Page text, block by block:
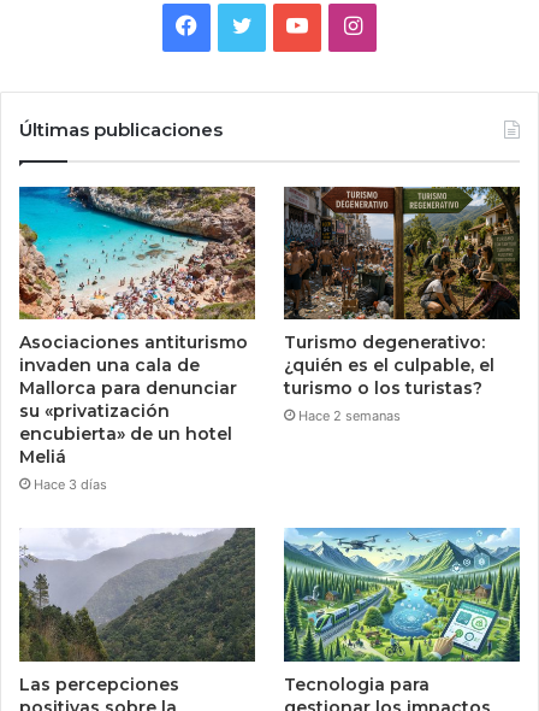
Facebook
TwitterYouTubeInstagram
Últimas publicaciones
Asociaciones antiturismo
invaden una cala de
Mallorca para denunciar
su «privatización
encubierta» de un hotel
Meliá
Hace 3 días
Turismo degenerativo:
¿quién es el culpable, el
turismo o los turistas?
Hace 2 semanas
Las percepciones
Tecnologia para